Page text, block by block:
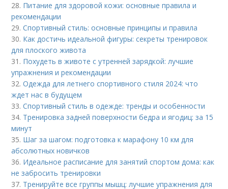
28. Питание для здоровой кожи: основные правила и
рекомендации
29.Спортивный стиль: основные принципы и правила
30. Как достичь идеальной фигуры: секреты тренировок
для плоского живота
31. Похудеть в животе с утренней зарядкой: лучшие
упражнения и рекомендации
32.Одежда для летнего спортивного стиля 2024: что
ждет нас в будущем
33.Спортивный стиль в одежде: тренды и особенности
34. Тренировка задней поверхности бедра и ягодиц: за 15
минут
35. Шаг за шагом: подготовка к марафону 10 км для
абсолютных новичков
36. Идеальное расписание для занятий спортом дома: как
не забросить тренировки
37. Тренируйте все группы мышц: лучшие упражнения для